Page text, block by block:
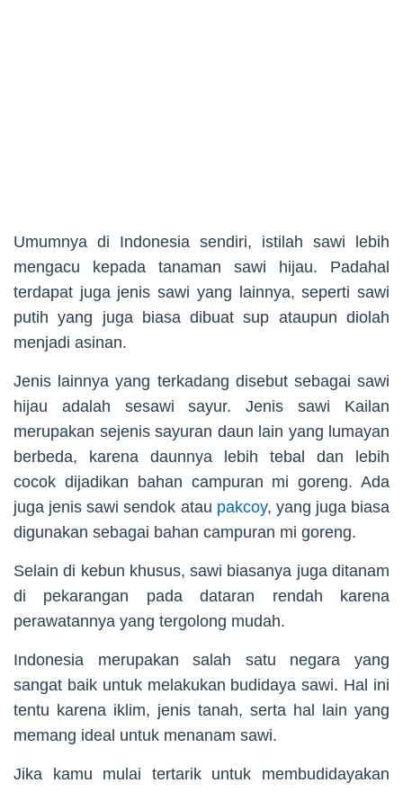
Umumnya di Indonesia sendiri, istilah sawi lebih
mengacu kepada tanaman sawi hijau. Padahal
terdapat juga jenis sawi yang lainnya, seperti sawi
putih yang juga biasa dibuat sup ataupun diolah
menjadi asinan.
Jenis lainnya yang terkadang disebut sebagai sawi
hijau adalah sesawi sayur. Jenis sawi Kailan
merupakan sejenis sayuran daun lain yang lumayan
berbeda, karena daunnya lebih tebal dan lebih
cocok dijadikan bahan campuran mi goreng. Ada
juga jenis sawi sendok atau pakcoy, yang juga biasa
digunakan sebagai bahan campuran mi goreng.
Selain di kebun khusus, sawi biasanya juga ditanam
di pekarangan pada dataran rendah karena
perawatannya yang tergolong mudah.
Indonesia merupakan salah satu negara yang
sangat baik untuk melakukan budidaya sawi. Hal ini
tentu karena iklim, jenis tanah, serta hal lain yang
memang ideal untuk menanam sawi.
Jika kamu mulai tertarik untuk membudidayakan